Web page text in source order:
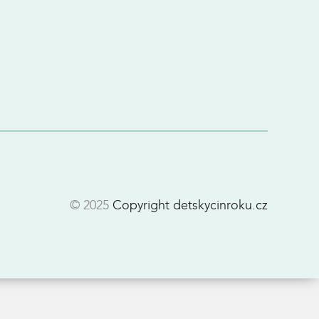
© 2025 Copyright detskycinroku.cz